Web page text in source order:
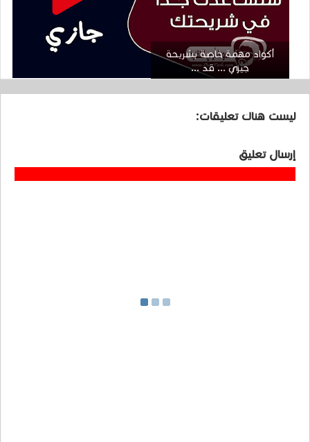
أكواد مهمة خاصة بشريحة
جيزي ... قد ...
ليست هناك تعليقات:
إرسال تعليق